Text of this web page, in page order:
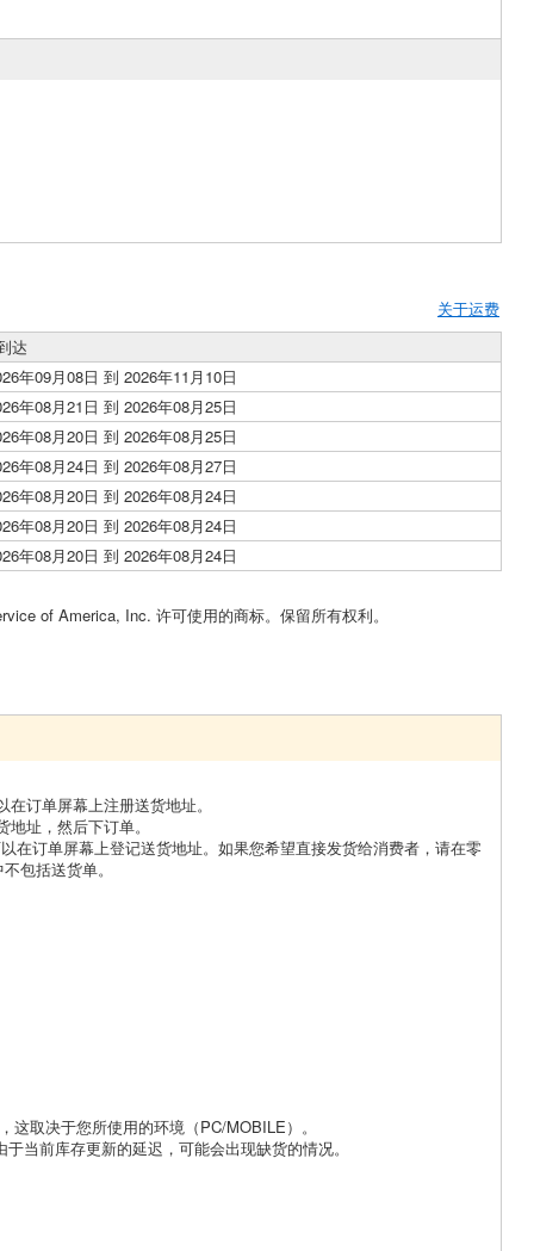
关于运费
达
年09月08日 到 2026年11月10日
年08月21日 到 2026年08月25日
年08月20日 到 2026年08月25日
年08月24日 到 2026年08月27日
年08月20日 到 2026年08月24日
年08月20日 到 2026年08月24日
年08月20日 到 2026年08月24日
of America, Inc. 许可使用的商标。保留所有权利。
订单屏幕上注册送货地址。
址，然后下订单。
在订单屏幕上登记送货地址。如果您希望直接发货给消费者，请在零
包括送货单。
取决于您所使用的环境（PC/MOBILE）。
当前库存更新的延迟，可能会出现缺货的情况。